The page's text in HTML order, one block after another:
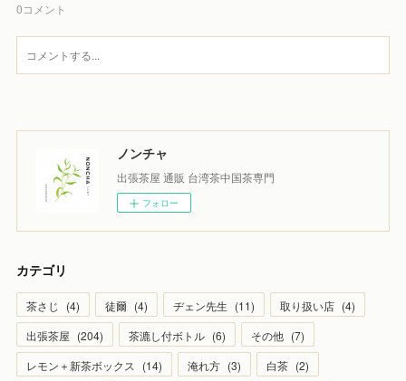
0コメント
ノンチャ
出張茶屋 通販 台湾茶中国茶専門
フォロー
カテゴリ
茶さじ (4) 徒爾 (4) ヂェン先生 (11) 取り扱い店 (4)
出張茶屋 (204) 茶漉し付ボトル (6) その他 (7)
レモン＋新茶ボックス
(14) 淹れ方 (3) 白茶 (2)